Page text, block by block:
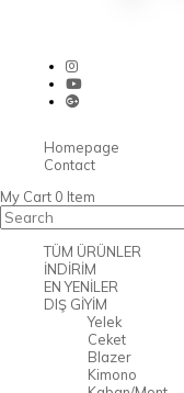
Homepage
Contact
My Cart 0 Item
TÜM ÜRÜNLER
İNDİRİM
EN YENİLER
DIŞ GİYİM
Yelek
Ceket
Blazer
Kimono